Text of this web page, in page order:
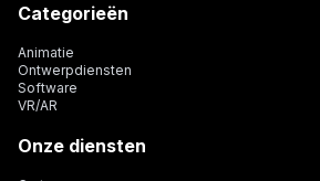
Categorieën
Animatie
Ontwerpdiensten
Software
VR/AR
Onze diensten